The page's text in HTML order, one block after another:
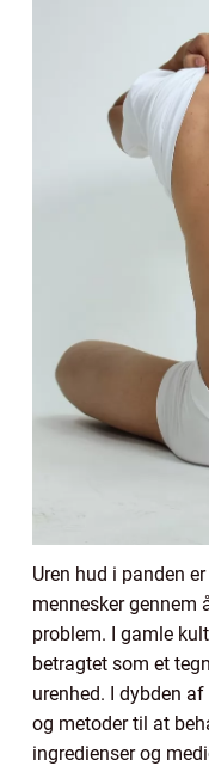
Uren hud i panden
mennesker gennem
problem. I gamle
betragtet som et
urenhed. I dybden
og metoder til at
ingredienser og